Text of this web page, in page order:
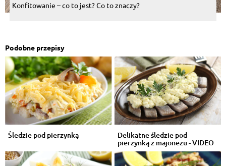
Konfitowanie – co to jest? Co to znaczy?
Podobne przepisy
Śledzie pod pierzynką Delikatne śledzie pod
pierzynką z majonezu - VIDEO